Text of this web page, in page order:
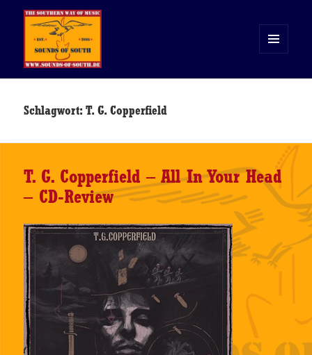
WIDGETS
Schlagwort:T. G. Copperfield
T. G. Copperfield – All In Your Head
– CD-Review